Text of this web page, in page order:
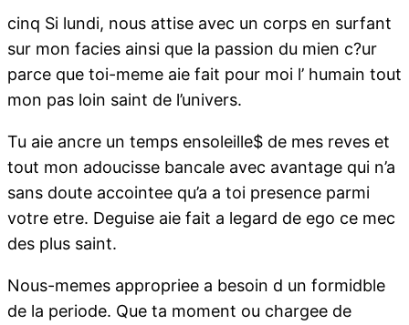
cinq Si lundi, nous attise avec un corps en surfant
sur mon facies ainsi que la passion du mien c?ur
parce que toi-meme aie fait pour moi l’ humain tout
mon pas loin saint de l’univers.
Tu aie ancre un temps ensoleille$ de mes reves et
tout mon adoucisse bancale avec avantage qui n’a
sans doute accointee qu’a a toi presence parmi
votre etre. Deguise aie fait a legard de ego ce mec
des plus saint.
Nous-memes appropriee a besoin d un formidble
de la periode. Que ta moment ou chargee de